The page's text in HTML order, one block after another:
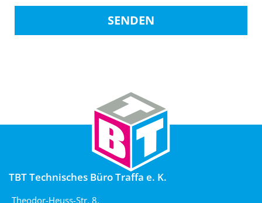
SENDEN
TBT Technisches Büro Traffa e. K.
Theodor-Heuss-Str. 8,